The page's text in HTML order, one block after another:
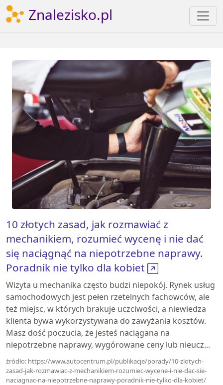
Znalezisko.pl
10 złotych zasad, jak rozmawiać z
mechanikiem, rozumieć wycenę i nie dać
się naciągnąć na niepotrzebne naprawy.
Poradnik nie tylko dla kobiet
Wizyta u mechanika często budzi niepokój. Rynek usług
samochodowych jest pełen rzetelnych fachowców, ale
też miejsc, w których brakuje uczciwości, a niewiedza
klienta bywa wykorzystywana do zawyżania kosztów.
Masz dość poczucia, że jesteś naciągana na
niepotrzebne naprawy, wygórowane ceny lub nieucz...
źródło: https://www.autocentrum.pl/publikacje/porady/10-zlotych-
zasad-jak-rozmawiac-z-mechanikiem-rozumiec-wycene-i-nie-dac-sie-
naciagnac-na-niepotrzebne-naprawy-poradnik-nie-tylko-dla-kobiet/